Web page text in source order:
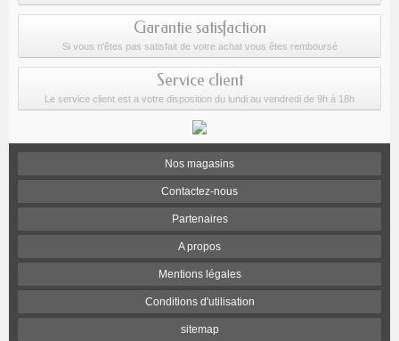
Garantie satisfaction
Si vous n'êtes pas satisfait de votre achat vous êtes remboursé
Service client
Le service client est a votre disposition du lundi au vendredi de 9h à 18h
Nos magasins
Contactez-nous
Partenaires
A propos
Mentions légales
Conditions d'utilisation
sitemap